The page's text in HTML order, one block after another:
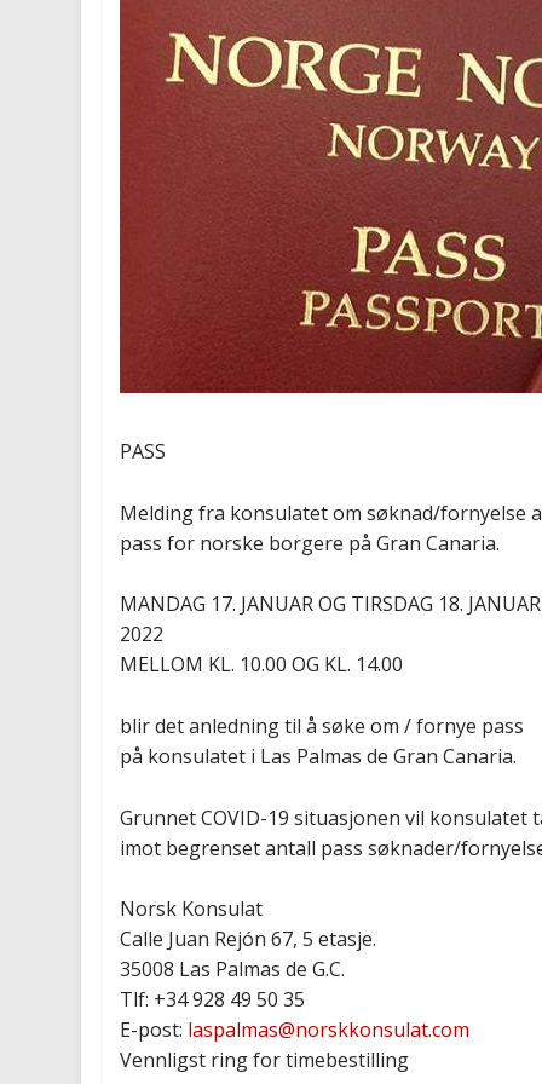
PASS
Melding fra konsulatet om søknad/fornyelse
pass for norske borgere på Gran Canaria.
MANDAG 17. JANUAR OG TIRSDAG 18. JANUAR
2022
MELLOM KL. 10.00 OG KL. 14.00
blir det anledning til å søke om / fornye pass
på konsulatet i Las Palmas de Gran Canaria.
Grunnet COVID-19 situasjonen vil konsulatet
imot begrenset antall pass søknader/
Norsk Konsulat
Calle Juan Rejón 67, 5 etasje.
35008 Las Palmas de G.C.
Tlf: +34 928 49 50 35
E-post: laspalmas@norskkonsulat.com
Vennligst ring for timebestilling